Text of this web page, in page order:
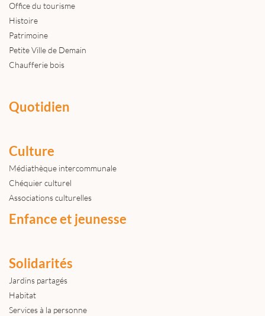
Office du tourisme
Histoire
Patrimoine
Petite Ville de Demain
Chaufferie bois
Quotidien
Culture
Médiathèque intercommunale
Chéquier culturel
Associations culturelles
Enfance et jeunesse
Solidarités
Jardins partagés
Habitat
Services à la personne